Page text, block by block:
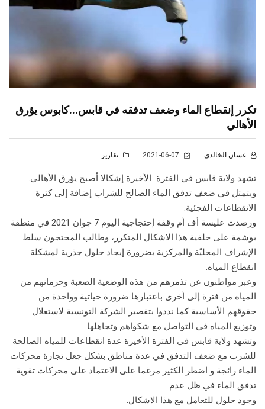
تكرر إنقطاع الماء وضعف تدفقه في قابس...كابوس يؤرق
الأهالي
غسان الخالدي تقارير
تشهد ولاية قابس في الفترة الأخيرة إشكالا أصبح يؤرق الأهالي.
ويتمثل في ضعف تدفق الماء الصالح للشراب إضافة إلى كثرة
الانقطاعات الفجئية.
ورصدت عليسة أف أم وقفة إحتجاجية اليوم 7 جوان 2021 في منطقة
بوشمة على خلفية هذا الاشكال المتكرر، وطالب المحتجون سلط
الإشراف المحليّة والمركزية بضرورة إيجاد حلول جذرية لمشكلة
انقطاع المياه.
وعبر مواطنون عن تذمرهم من هذه الوضعية الصعبة وحرمانهم من
المياه من فترة إلى أخرى باعتبارها ضرورة حياتية وواحدة من
حقوقهم الأساسية كما نددوا بتقصير الشركة التونسية لاستغلال
وتوزيع المياه في التواصل مع شكواهم وتجاهلها
وتشهد ولاية قابس في الفترة الأخيرة عدة انقطاعات للمياه الصالحة
للشرب مع ضعف التدفق في عدة مناطق بشكل جعل تجارة محركات
الماء رائجة و اضطر الكثير مرغما على الاعتماد على محركات تقوية
تدفق الماء في ظل عدم
وجود حلول للتعامل مع هذا الاشكال.